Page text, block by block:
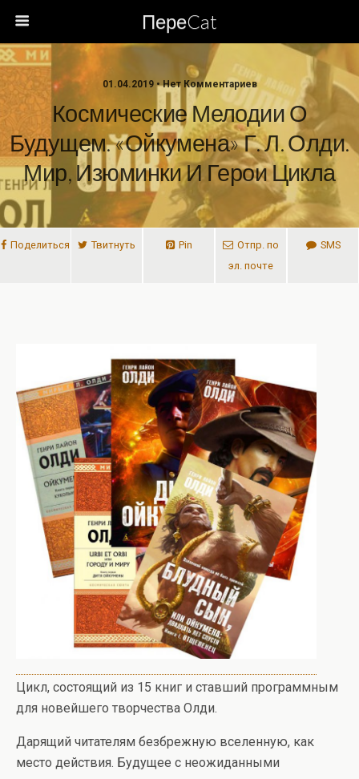
ПереCat
01.04.2019 • Нет Комментариев
Космические Мелодии О
Будущем. «Ойкумена» Г. Л. Олди.
Мир, Изюминки И Герои Цикла
Поделиться Твитнуть Pin
Отпр. по
эл. почте
SMS
Цикл, состоящий из 15 книг и ставший программным
для новейшего творчества Олди.
Дарящий читателям безбрежную вселенную, как
место действия. Будущее с неожиданными